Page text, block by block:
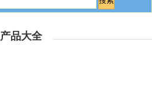
产品大全